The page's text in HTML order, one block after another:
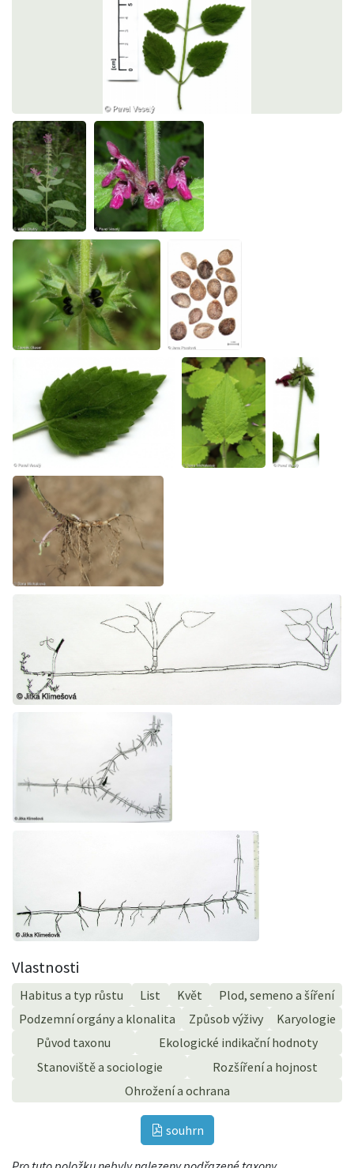
Vlastnosti
Habitus a typ růstu List Květ
Plod, semeno a šíření
Podzemní orgány a klonalita
Způsob výživy
Karyologie
Původ taxonu
Ekologické indikační hodnoty
Stanoviště a sociologie
Rozšíření a hojnost
Ohrožení a ochrana
souhrn